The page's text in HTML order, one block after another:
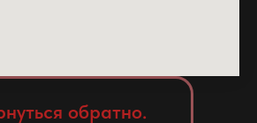
обратно.